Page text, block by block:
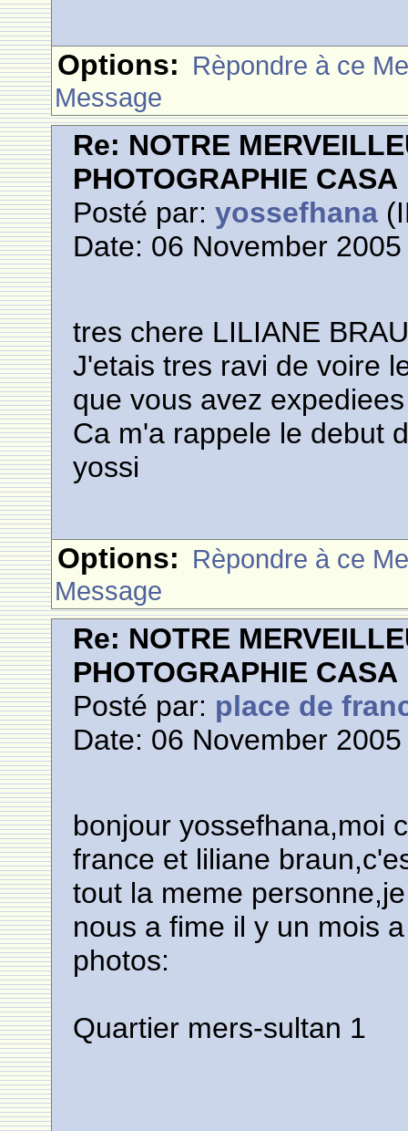
Options: Rèpondre à ce
Message
Re: NOTRE
PHOTOGRAPHIE CASA
Posté par:yossefhana
Date: 06 November
tres chere LILIANE
J'etais tres ravi de voire
que vous avez
Ca m'a rappele le debut
yossi
Options: Rèpondre à ce
Message
Re: NOTRE
PHOTOGRAPHIE CASA
Posté par: place de
Date: 06 November
bonjour yossefhana,moi
france et liliane
tout la meme
nous a fime il y un mois
photos:
Quartier mers-sultan 1